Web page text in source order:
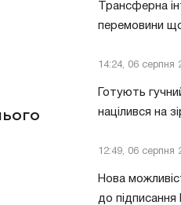
Трансферна
перемовини
14:24, 06
Готують
націлився на
12:49, 06
Нова
до підписання